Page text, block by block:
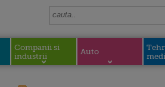
Companii si
industrii
Auto